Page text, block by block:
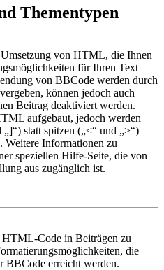
Thementypen
von HTML, die Ihnen
für Ihren Text
von BBCode werden durch
können jedoch auch
Beitrag deaktiviert werden.
aufgebaut, jedoch werden
statt spitzen („<“ und „>“)
Weitere Informationen zu
speziellen Hilfe-Seite, die von
aus zugänglich ist.
Code in Beiträgen zu
die
BBCode erreicht werden.